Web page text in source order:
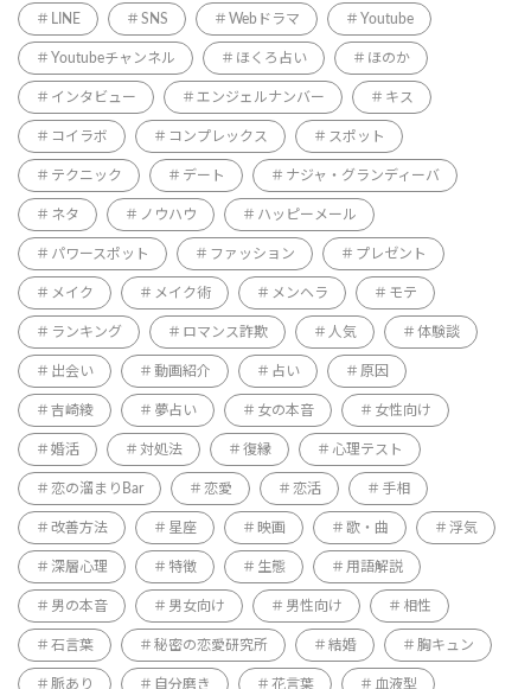
LINE SNS Webドラマ Youtube
Youtubeチャンネル ほくろ占い ほのか
インタビュー エンジェルナンバー キス
コイラボ コンプレックス スポット
テクニック デート ナジャ・グランディーバ
ネタ ノウハウ ハッピーメール
パワースポット ファッション プレゼント
メイク メイク術 メンヘラ モテ
ランキング ロマンス詐欺 人気 体験談
出会い 動画紹介 占い 原因
吉崎綾 夢占い 女の本音 女性向け
婚活 対処法 復縁 心理テスト
恋の溜まりBar 恋愛 恋活 手相
改善方法 星座 映画 歌・曲 浮気
深層心理 特徴 生態 用語解説
男の本音 男女向け 男性向け 相性
石言葉 秘密の恋愛研究所 結婚 胸キュン
脈あり 自分磨き 花言葉 血液型